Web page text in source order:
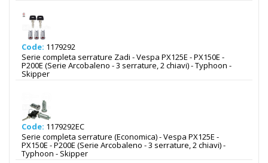
Code: 1179292
Serie completa serrature Zadi - Vespa PX125E - PX150E -
P200E (Serie Arcobaleno - 3 serrature, 2 chiavi) - Typhoon -
Skipper
Code: 1179292EC
Serie completa serrature (Economica) - Vespa PX125E -
PX150E - P200E (Serie Arcobaleno - 3 serrature, 2 chiavi) -
Typhoon - Skipper